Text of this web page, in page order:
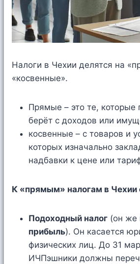
Налоги в Чехии делятся на
«косвенные».
Прямые – это те, которые
берёт с доходов или
косвенные – с товаров и
которых изначально
надбавки к цене или
К «прямым» налогам в Чехии
Подоходный налог (он же
прибыль). Он касается
физических лиц. До 31
ИЧПэшники должны